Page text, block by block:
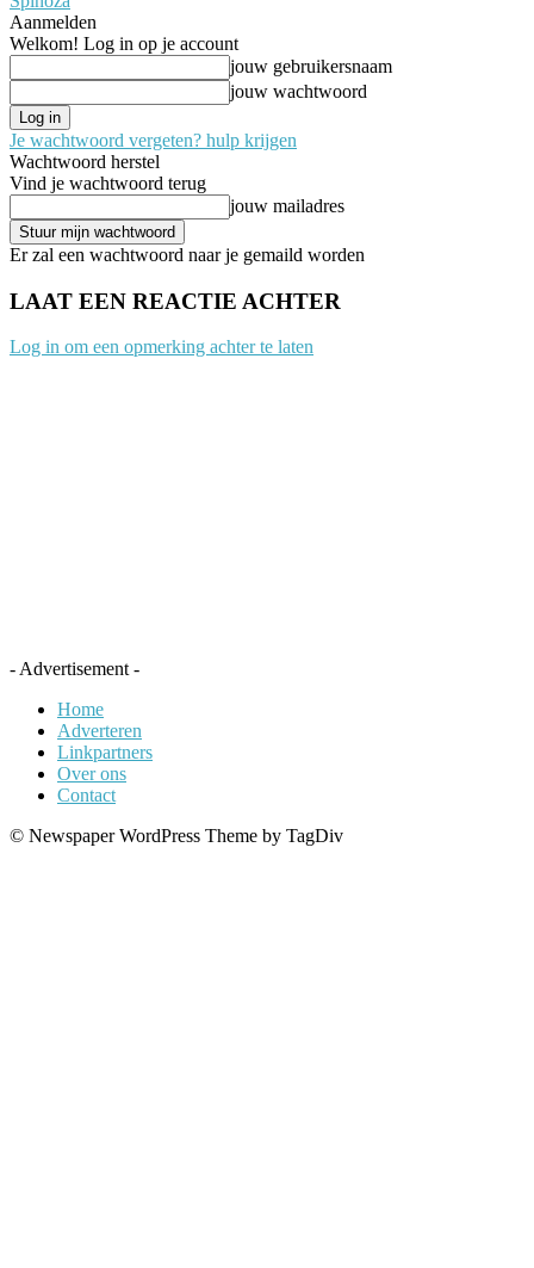
Aanmelden
Welkom! Log in op je account
jouw gebruikersnaam
jouw wachtwoord
Je wachtwoord vergeten? hulp krijgen
Wachtwoord herstel
Vind je wachtwoord terug
jouw mailadres
Er zal een wachtwoord naar je gemaild worden
LAAT EEN REACTIE ACHTER
Log in om een opmerking achter te laten
- Advertisement -
Home
Adverteren
Linkpartners
Over ons
Contact
© Newspaper WordPress Theme by TagDiv